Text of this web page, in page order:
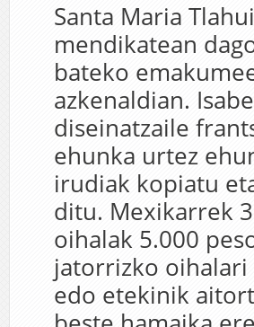
Santa Maria
mendikatean
bateko
azkenaldian.
diseinatzaile
ehunka urtez
irudiak kopiatu
ditu. Mexikarrek
oihalak 5.000
jatorrizko
edo etekinik